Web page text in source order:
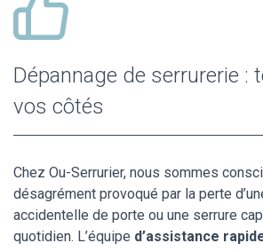
Dépannage de serrurerie :
vos côtés
Chez Ou-Serrurier, nous sommes
désagrément provoqué par la perte
accidentelle de porte ou une serrure
quotidien. L’équipe d’assistance